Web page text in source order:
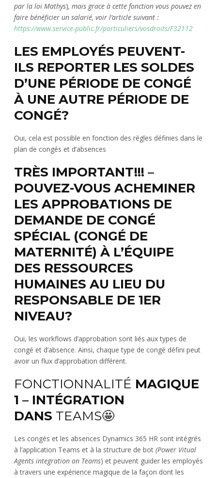
par la loi Mathys), mais grace à cette fonction vous pouvez en
faire bénéficier un salarié, voir l’article suivant :
https://www.service-public.fr/particuliers/vosdroits/F32112
LES EMPLOYÉS PEUVENT-
ILS REPORTER LES SOLDES
D’UNE PÉRIODE DE CONGÉ
À UNE AUTRE PÉRIODE DE
CONGÉ?
Oui, cela est possible en fonction des règles définies dans le
plan de congés et d’absences
TRÈS IMPORTANT!!! –
POUVEZ-VOUS ACHEMINER
LES APPROBATIONS DE
DEMANDE DE CONGÉ
SPÉCIAL (CONGÉ DE
MATERNITÉ) À L’ÉQUIPE
DES RESSOURCES
HUMAINES AU LIEU DU
RESPONSABLE DE 1ER
NIVEAU?
Oui, les workflows d’approbation sont liés aux types de
congé et d’absence. Ainsi, chaque type de congé défini peut
avoir un flux d’approbation différent.
FONCTIONNALITÉ MAGIQUE
1 – INTÉGRATION
DANS TEAMS🤩
Les congés et les absences Dynamics 365 HR sont intégrés
à l’application Teams et à la structure de bot (Power Vitual
Agents integration on Teams) et peuvent guider les employés
à travers une expérience magique de la façon dont les